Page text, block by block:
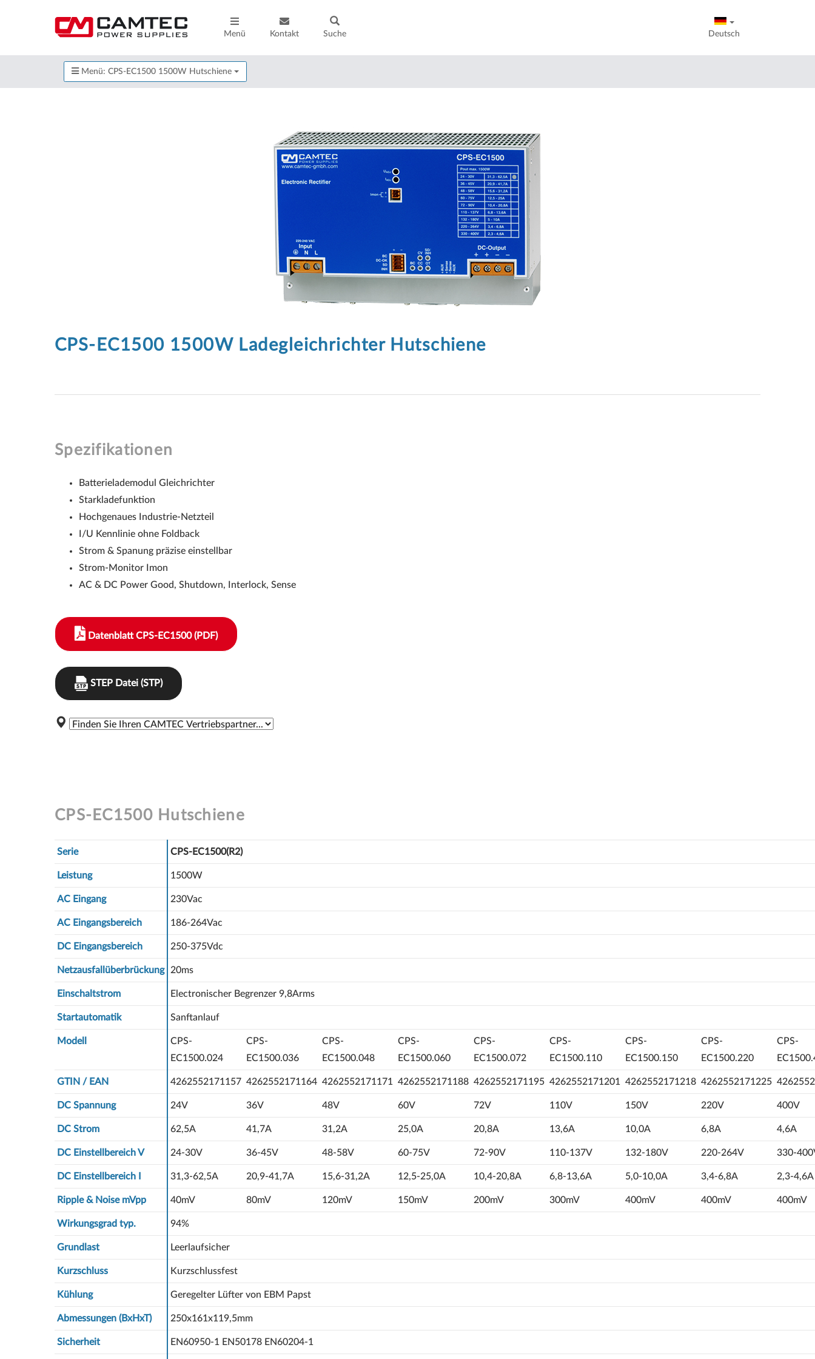
Menü Kontakt Suche Deutsch
Menü: CPS-EC1500 1500W Hutschiene
CPS-EC1500 1500W Ladegleichrichter Hutschiene
Spezifikationen
Batterielademodul Gleichrichter
Starkladefunktion
Hochgenaues Industrie-Netzteil
I/U Kennlinie ohne Foldback
Strom & Spanung präzise einstellbar
Strom-Monitor Imon
AC & DC Power Good, Shutdown, Interlock, Sense
Datenblatt CPS-EC1500 (PDF)
STEP Datei (STP)
CPS-EC1500 Hutschiene
Serie CPS-EC1500(R2)
Leistung 1500W
AC Eingang 230Vac
AC Eingangsbereich 186-264Vac
DC Eingangsbereich 250-375Vdc
Netzausfallüberbrückung 20ms
Einschaltstrom Electronischer Begrenzer 9,8Arms
Startautomatik Sanftanlauf
Modell
CPS-
EC1500.024
CPS-
EC1500.036
CPS-
EC1500.048
CPS-
EC1500.060
CPS-
EC1500.072
CPS-
EC1500.110
CPS-
EC1500.150
CPS-
EC1500.220
CPS-
GTIN / EAN 4262552171157 4262552171164 4262552171171 4262552171188 4262552171195 4262552171201 4262552171218 4262552171225
DC Spannung 24V 36V 48V 60V 72V 110V 150V 220V 400V
DC Strom 62,5A 41,7A 31,2A 25,0A 20,8A 13,6A 10,0A 6,8A 4,6A
DC Einstellbereich V 24-30V 36-45V 48-58V 60-75V 72-90V 110-137V 132-180V 220-264V 330-
DC Einstellbereich I 31,3-62,5A 20,9-41,7A 15,6-31,2A 12,5-25,0A 10,4-20,8A 6,8-13,6A 5,0-10,0A 3,4-6,8A 2,3-4,6A
Ripple & Noise mVpp 40mV 80mV 120mV 150mV 200mV 300mV 400mV 400mV 400mV
Wirkungsgrad typ. 94%
Grundlast Leerlaufsicher
Kurzschluss Kurzschlussfest
Kühlung Geregelter Lüfter von EBM Papst
Abmessungen (BxHxT) 250x161x119,5mm
Sicherheit EN60950-1 EN50178 EN60204-1